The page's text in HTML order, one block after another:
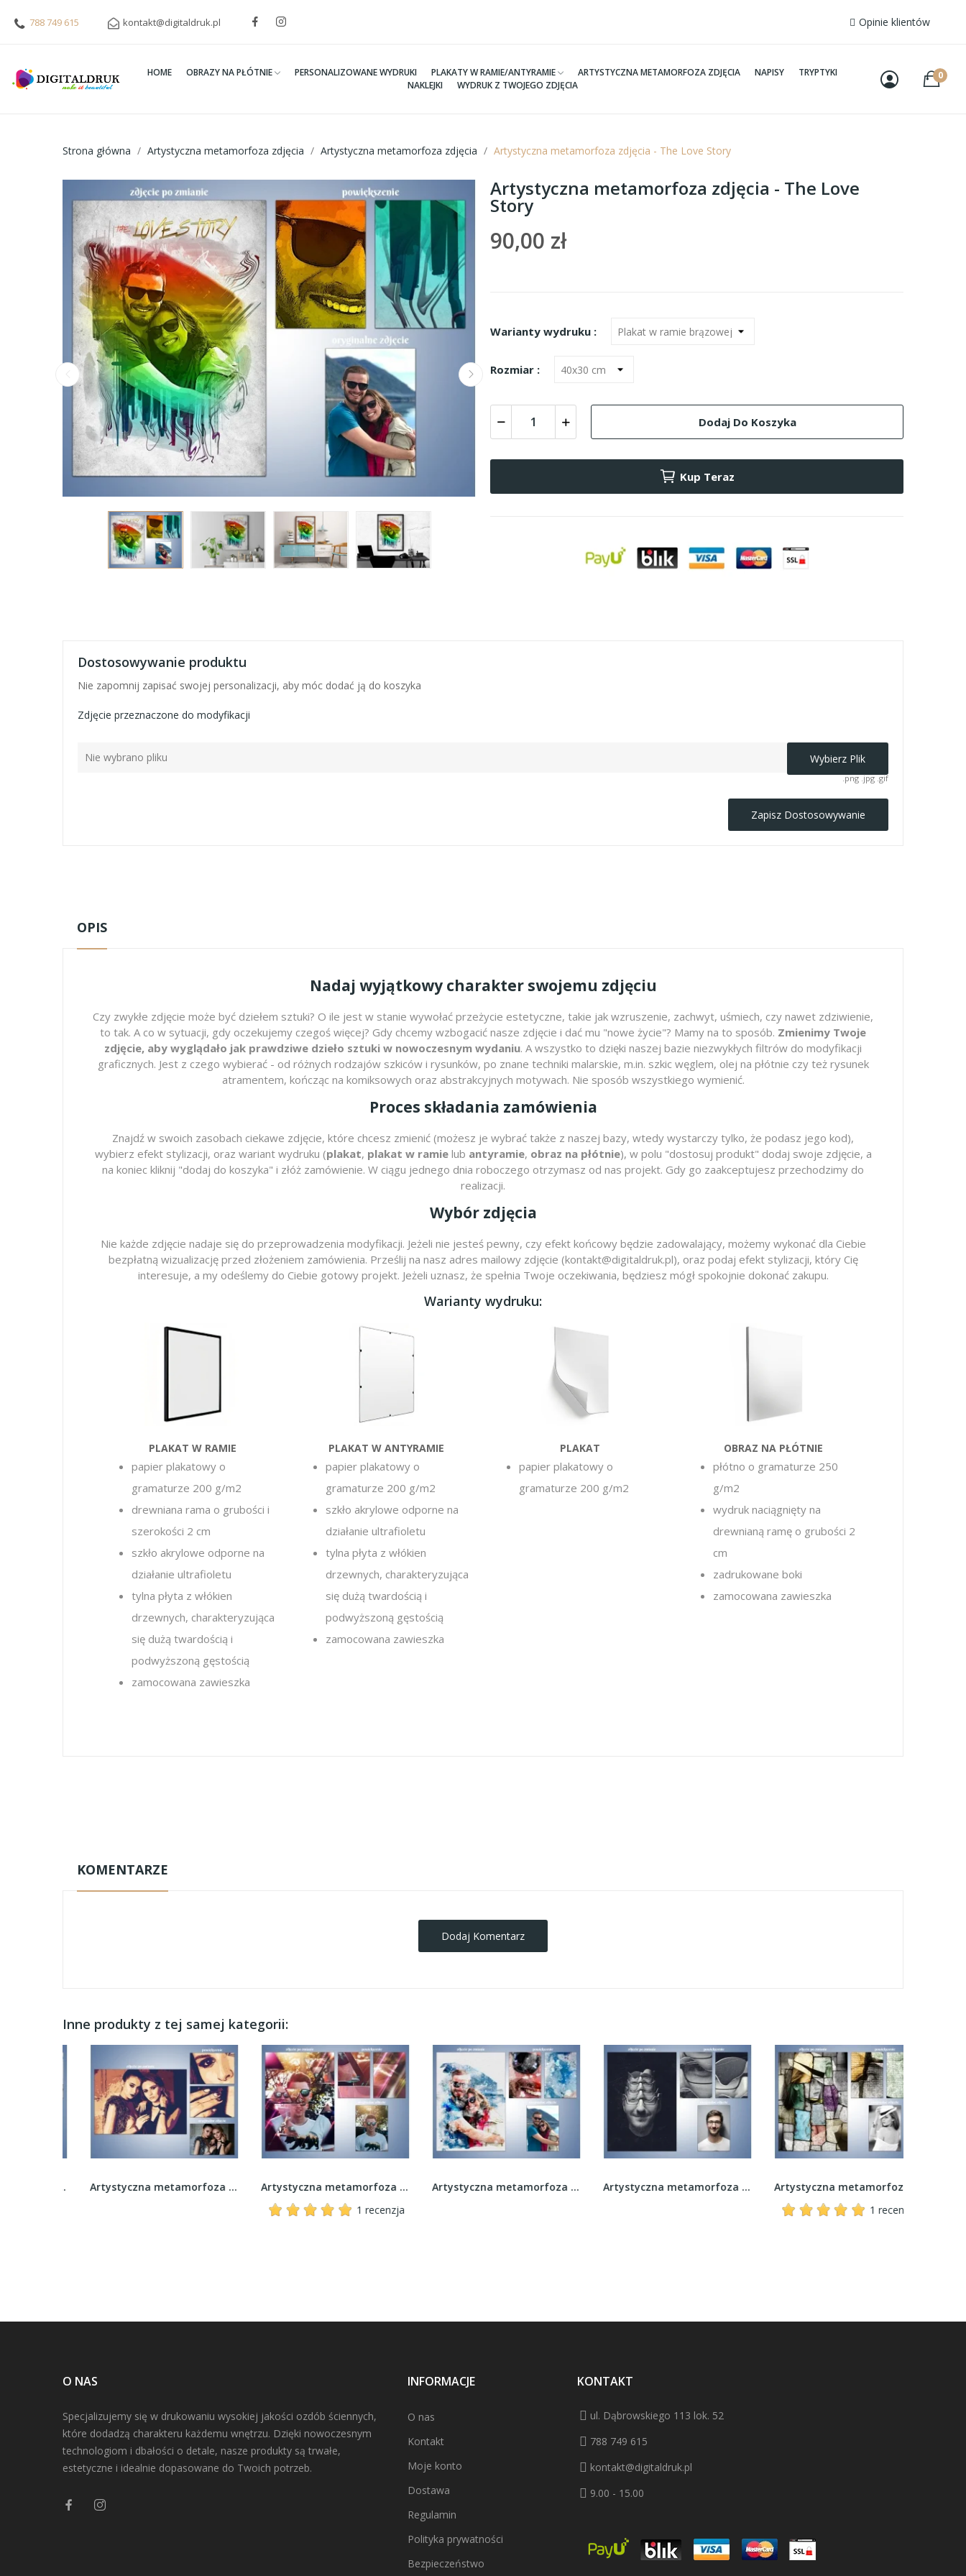
788 749 615 kontakt@digitaldruk.pl Opinie klientów
HOME OBRAZY NA PŁÓTNIE PERSONALIZOWANE WYDRUKI PLAKATY W RAMIE/ANTYRAMIE ARTYSTYCZNA METAMORFOZA ZDJĘCIA NAPISY
TRYPTYKI
NAKLEJKI
WYDRUK Z TWOJEGO ZDJĘCIA
0
Strona główna Artystyczna metamorfoza zdjęcia Artystyczna metamorfoza zdjęcia Artystyczna metamorfoza zdjęcia - The Love Story
Artystyczna metamorfoza zdjęcia - The Love
Story
90,00 zł
Warianty wydruku :
Rozmiar :
Dodaj Do Koszyka
Kup Teraz
Dostosowywanie produktu
Nie zapomnij zapisać swojej personalizacji, aby móc dodać ją do koszyka
Zdjęcie przeznaczone do modyfikacji
Nie wybrano pliku Wybierz Plik
.png .jpg .gif
Zapisz Dostosowywanie
OPIS
Nadaj wyjątkowy charakter swojemu zdjęciu
Czy zwykłe zdjęcie może być dziełem sztuki? O ile jest w stanie wywołać przeżycie estetyczne, takie jak wzruszenie, zachwyt, uśmiech, czy nawet zdziwienie,
to tak. A co w sytuacji, gdy oczekujemy czegoś więcej? Gdy chcemy wzbogacić nasze zdjęcie i dać mu "nowe życie"? Mamy na to sposób. Zmienimy Twoje
zdjęcie, aby wyglądało jak prawdziwe dzieło sztuki w nowoczesnym wydaniu. A wszystko to dzięki naszej bazie niezwykłych filtrów do modyfikacji
graficznych. Jest z czego wybierać - od różnych rodzajów szkiców i rysunków, po znane techniki malarskie, m.in. szkic węglem, olej na płótnie czy też rysunek
atramentem, kończąc na komiksowych oraz abstrakcyjnych motywach. Nie sposób wszystkiego wymienić.
Proces składania zamówienia
Znajdź w swoich zasobach ciekawe zdjęcie, które chcesz zmienić (możesz je wybrać także z naszej bazy, wtedy wystarczy tylko, że podasz jego kod),
wybierz efekt stylizacji, oraz wariant wydruku (plakat, plakat w ramielub antyramie, obraz na płótnie), w polu "dostosuj produkt" dodaj swoje zdjęcie, a
na koniec kliknij "dodaj do koszyka" i złóż zamówienie. W ciągu jednego dnia roboczego otrzymasz od nas projekt. Gdy go zaakceptujesz przechodzimy do
realizacji.
Wybór zdjęcia
Nie każde zdjęcie nadaje się do przeprowadzenia modyfikacji. Jeżeli nie jesteś pewny, czy efekt końcowy będzie zadowalający, możemy wykonać dla Ciebie
bezpłatną wizualizację przed złożeniem zamówienia. Prześlij na nasz adres mailowy zdjęcie (kontakt@digitaldruk.pl), oraz podaj efekt stylizacji, który Cię
interesuje, a my odeślemy do Ciebie gotowy projekt. Jeżeli uznasz, że spełnia Twoje oczekiwania, będziesz mógł spokojnie dokonać zakupu.
Warianty wydruku:
PLAKAT W RAMIE
papier plakatowy o
gramaturze 200 g/m2
drewniana rama o grubości i
szerokości 2 cm
szkło akrylowe odporne na
działanie ultrafioletu
tylna płyta z włókien
drzewnych, charakteryzująca
się dużą twardością i
podwyższoną gęstością
zamocowana zawieszka
PLAKAT W ANTYRAMIE
papier plakatowy o
gramaturze 200 g/m2
szkło akrylowe odporne na
działanie ultrafioletu
tylna płyta z włókien
drzewnych, charakteryzująca
się dużą twardością i
podwyższoną gęstością
zamocowana zawieszka
PLAKAT
papier plakatowy o
gramaturze 200 g/m2
OBRAZ NA PŁÓTNIE
płótno o gramaturze 250
g/m2
wydruk naciągnięty na
drewnianą ramę o grubości 2
cm
zadrukowane boki
zamocowana zawieszka
KOMENTARZE
Dodaj Komentarz
Inne produkty z tej samej kategorii:
Artystyczna metamorfoza zdjęcia - Kreskówkowy...
Artystyczna metamorfoza zdjęcia - Efekt trójkąta
1 recenzja
Artystyczna metamorfoza zdjęcia - Akwarelami na... Artystyczna metamorfoza zdjęcia - Twarz w...
Artystyczna metamorfoza zdjęcia - Witrażowe...
1 recenzja
O NAS
Specjalizujemy się w drukowaniu wysokiej jakości ozdób ściennych,
które dodadzą charakteru każdemu wnętrzu. Dzięki nowoczesnym
technologiom i dbałości o detale, nasze produkty są trwałe,
estetyczne i idealnie dopasowane do Twoich potrzeb.
INFORMACJE
O nas
Kontakt
Moje konto
Dostawa
Regulamin
Polityka prywatności
Bezpieczeństwo
KONTAKT
ul. Dąbrowskiego 113 lok. 52
788 749 615
kontakt@digitaldruk.pl
9.00 - 15.00